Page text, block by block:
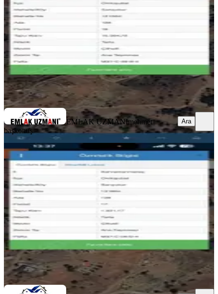
650/m²·
EMLAK UZMANImehmet başkonuş
Ara
EMLAK UZMANImehmet
başkonuş
Ara
Baraj Manzaralı Villa Arsası
Onikişubat, Sarıçukur Mahallesi
2.071/m²·
EMLAK UZMANI mehmet başkonuş
Ara